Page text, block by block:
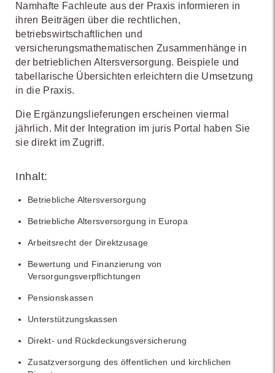
Namhafte Fachleute aus der Praxis informieren in
ihren Beiträgen über die rechtlichen,
betriebswirtschaftlichen und
versicherungsmathematischen Zusammenhänge in
der betrieblichen Altersversorgung. Beispiele und
tabellarische Übersichten erleichtern die Umsetzung
in die Praxis.
Die Ergänzungslieferungen erscheinen viermal
jährlich. Mit der Integration im juris Portal haben Sie
sie direkt im Zugriff.
Inhalt:
Betriebliche Altersversorgung
Betriebliche Altersversorgung in Europa
Arbeitsrecht der Direktzusage
Bewertung und Finanzierung von
Versorgungsverpflichtungen
Pensionskassen
Unterstützungskassen
Direkt- und Rückdeckungsversicherung
Zusatzversorgung des öffentlichen und kirchlichen